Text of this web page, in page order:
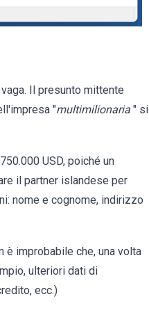
Il presunto mittente
"multimilionaria " si
USD, poiché un
il partner islandese per
nome e cognome, indirizzo
improbabile che, una volta
ulteriori dati di
ecc.)